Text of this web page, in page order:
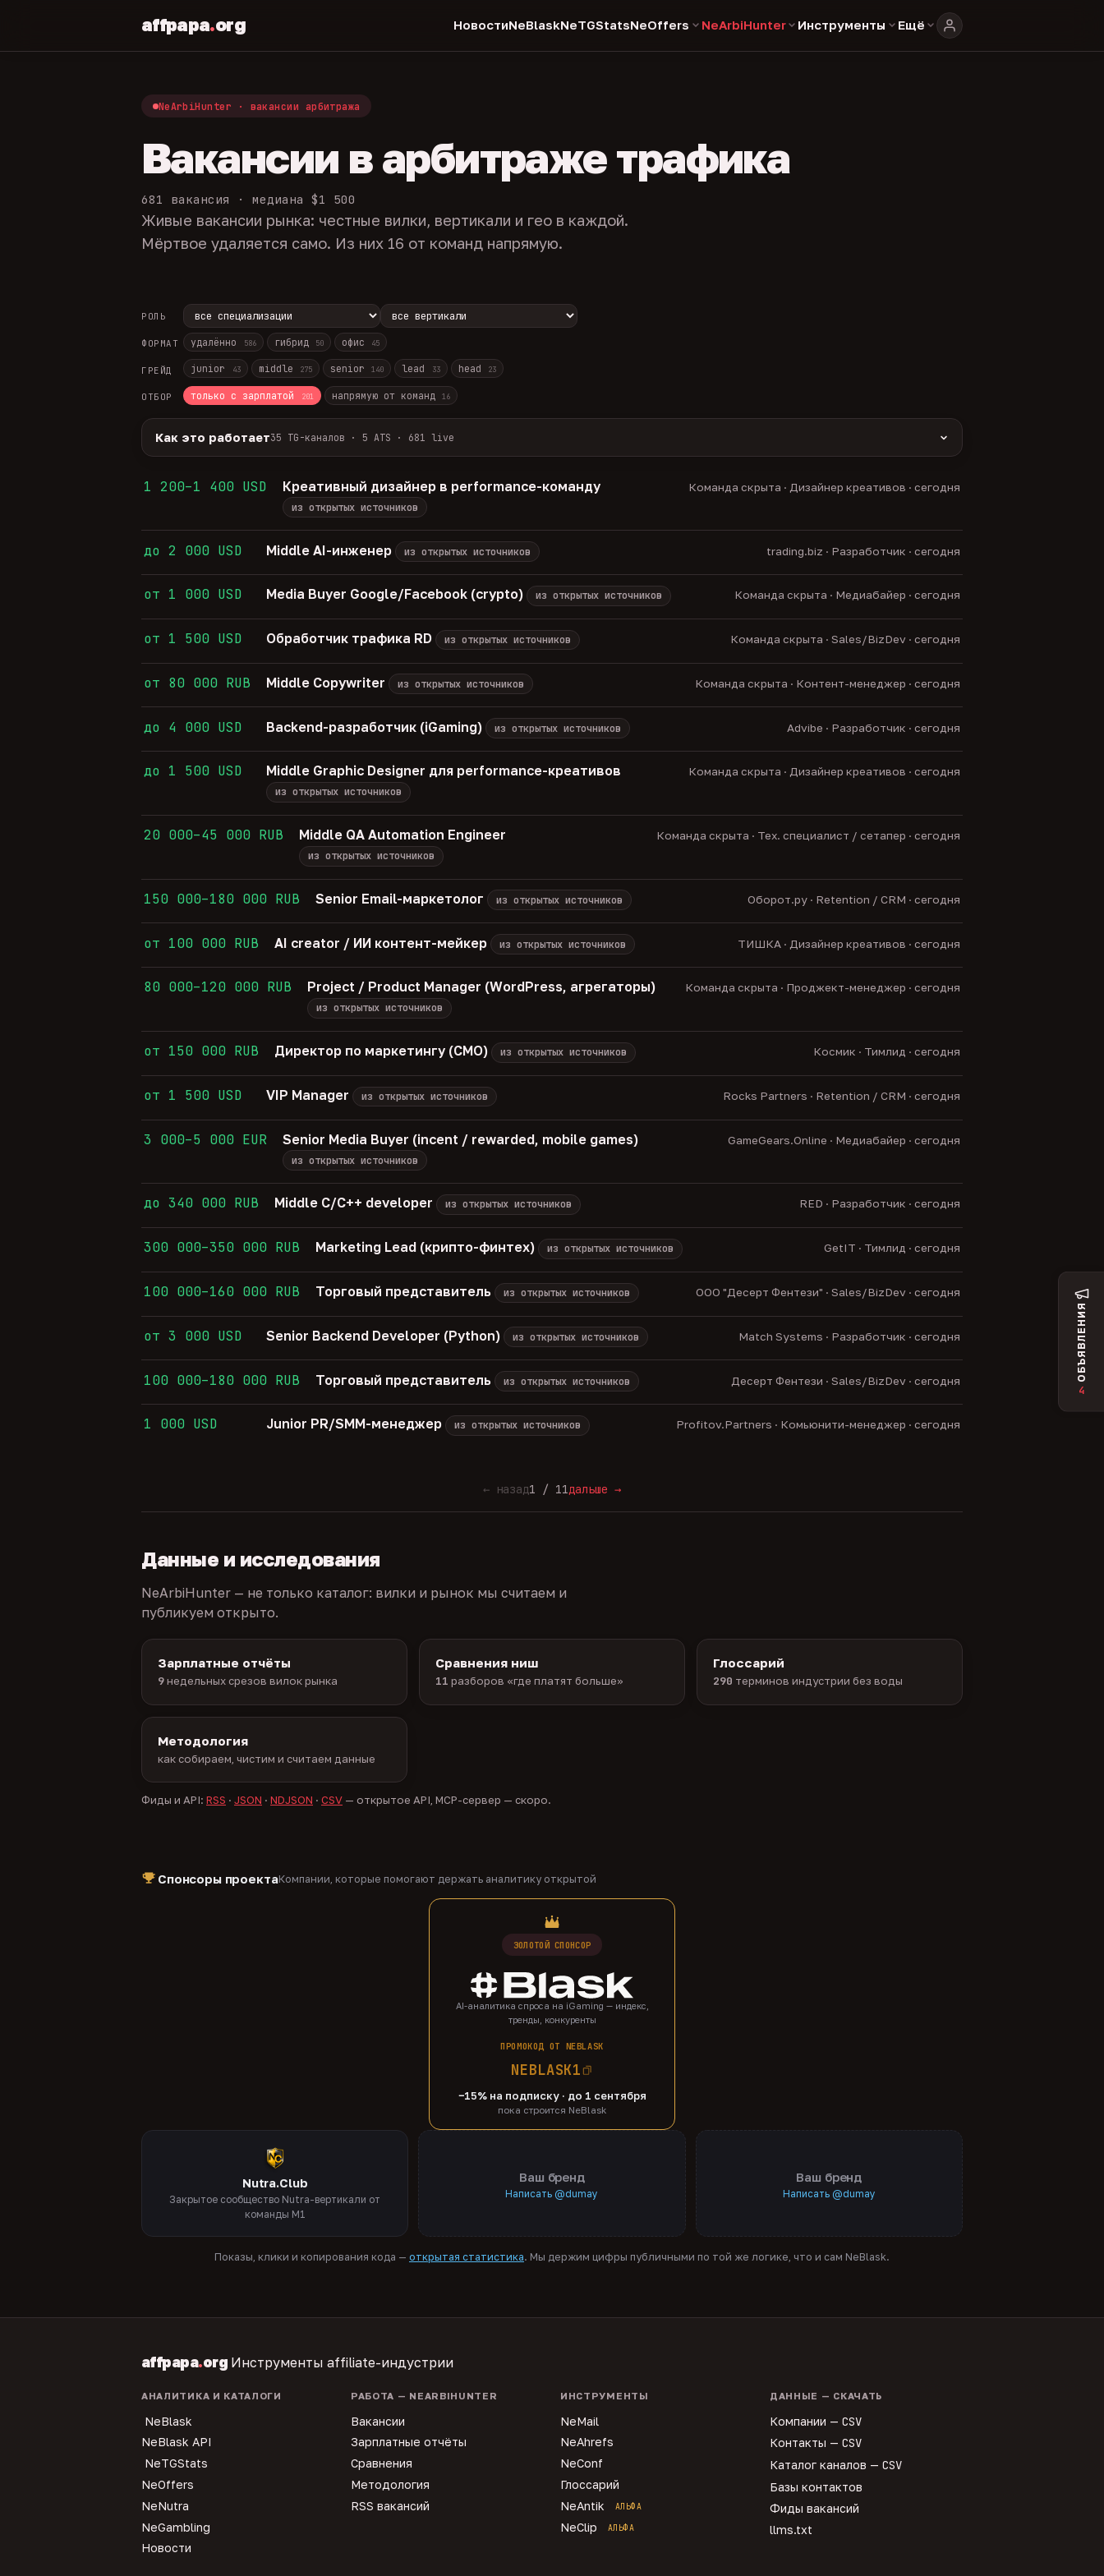
affpapa.org НовостиNeBlaskNeTGStatsNeOffers NeArbiHunter Инструменты Ещё
NeArbiHunter · вакансии арбитража
Вакансии в арбитраже трафика
681 вакансия · медиана $1 500
Живые вакансии рынка: честные вилки, вертикали и гео в каждой.
Мёртвое удаляется само. Из них 16 от команд напрямую.
РОЛЬ
ФОРМАТ удалённо 586 гибрид 50 офис 45
ГРЕЙД junior 43 middle 275 senior 140 lead 33 head 23
ОТБОР только с зарплатой 201 напрямую от команд 16
Как это работает35 TG-каналов · 5 ATS · 681 live
Разбор:нейронка разбирает сырец каждые 30 минут — роль, вертикаль, формат, вилка, грейд.
без предоплат и взносов, без обещаний гарантированного дохода, без увода в сторонние боты.
протухшее удаляется автоматически через 30 дней.
ATS-площадок · вакансия live —методология
1 200–1 400 USD Креативный дизайнер в performance-команду
из открытых источников
Команда скрыта · Дизайнер креативов · сегодня
до 2 000 USD Middle AI-инженер из открытых источников trading.biz · Разработчик · сегодня
от 1 000 USD Media Buyer Google/Facebook (crypto) из открытых источников Команда скрыта · Медиабайер · сегодня
от 1 500 USD Обработчик трафика RD из открытых источников Команда скрыта · Sales/BizDev · сегодня
от 80 000 RUB Middle Copywriter из открытых источников Команда скрыта · Контент-менеджер · сегодня
до 4 000 USD Backend-разработчик (iGaming) из открытых источников Advibe · Разработчик · сегодня
до 1 500 USD Middle Graphic Designer для performance-креативов
из открытых источников
Команда скрыта · Дизайнер креативов · сегодня
20 000–45 000 RUB Middle QA Automation Engineer
из открытых источников
Команда скрыта · Тех. специалист / сетапер · сегодня
150 000–180 000 RUB Senior Email-маркетолог из открытых источников Оборот.ру · Retention / CRM · сегодня
от 100 000 RUB AI creator / ИИ контент-мейкер из открытых источников ТИШКА · Дизайнер креативов · сегодня
80 000–120 000 RUB Project / Product Manager (WordPress, агрегаторы)
из открытых источников
Команда скрыта · Проджект-менеджер · сегодня
от 150 000 RUB Директор по маркетингу (CMO) из открытых источников Космик · Тимлид · сегодня
от 1 500 USD VIP Manager из открытых источников Rocks Partners · Retention / CRM · сегодня
3 000–5 000 EUR Senior Media Buyer (incent / rewarded, mobile games)
из открытых источников
GameGears.Online · Медиабайер · сегодня
до 340 000 RUB Middle C/C++ developer из открытых источников RED · Разработчик · сегодня
300 000–350 000 RUB Marketing Lead (крипто-финтех) из открытых источников GetIT · Тимлид · сегодня
100 000–160 000 RUB Торговый представитель из открытых источников ООО "Десерт Фентези" · Sales/BizDev · сегодня
от 3 000 USD Senior Backend Developer (Python) из открытых источников Match Systems · Разработчик · сегодня
100 000–180 000 RUB Торговый представитель из открытых источников Десерт Фентези · Sales/BizDev · сегодня
1 000 USD Junior PR/SMM-менеджер из открытых источников Profitov.Partners · Комьюнити-менеджер · сегодня
← назад1 / 11дальше →
Данные и исследования
NeArbiHunter — не только каталог: вилки и рынок мы считаем и
публикуем открыто.
Зарплатные отчёты
9недельных срезов вилок рынка
Сравнения ниш
11 разборов «где платят больше»
Глоссарий
290 терминов индустрии без воды
Методология
как собираем, чистим и считаем данные
Фиды и API: RSS · JSON · NDJSON · CSV — открытое API, MCP-сервер — скоро.
ОБЪЯВЛЕНИЯ
4
Спонсоры проектаКомпании, которые помогают держать аналитику открытой
ЗОЛОТОЙ СПОНСОР
AI-аналитика спроса на iGaming — индекс,
тренды, конкуренты
ПРОМОКОД ОТ NEBLASK
NEBLASK1
−15% на подписку · до 1 сентября
пока строится NeBlask
Nutra.Club
Закрытое сообщество Nutra-вертикали от
команды M1
Ваш бренд
Написать @dumay
Ваш бренд
Написать @dumay
Показы, клики и копирования кода — открытая статистика. Мы держим цифры публичными по той же логике, что и сам NeBlask.
affpapa.org Инструменты affiliate-индустрии
АНАЛИТИКА И КАТАЛОГИ
NeBlask
NeBlask API
NeTGStats
NeOffers
NeNutra
NeGambling
Новости
РАБОТА — NEARBIHUNTER
Вакансии
Зарплатные отчёты
Сравнения
Методология
RSS вакансий
ИНСТРУМЕНТЫ
NeMail
NeAhrefs
NeConf
Глоссарий
NeAntik
АЛЬФА
NeClip АЛЬФА
ДАННЫЕ — СКАЧАТЬ
Компании — CSV
Контакты — CSV
Каталог каналов — CSV
Базы контактов
Фиды вакансий
llms.txt